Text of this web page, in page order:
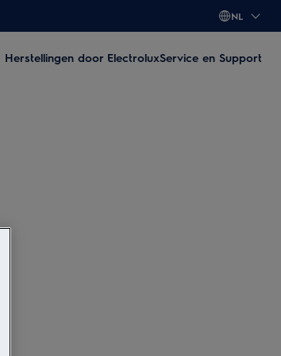
NL
Herstellingen door ElectroluxService en Support